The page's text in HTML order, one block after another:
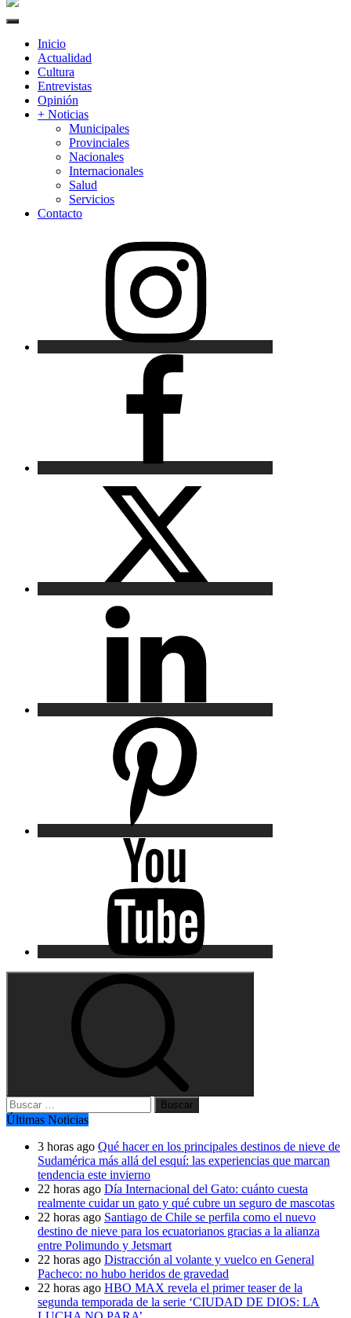
Primary
Inicio
Actualidad
Cultura
Entrevistas
Opinión
+ Noticias
Municipales
Provinciales
Nacionales
Internacionales
Salud
Servicios
Contacto
Buscar:
Últimas Noticias
3 horas ago Qué hacer en los principales destinos de nieve de
Sudamérica más allá del esquí: las experiencias que marcan
tendencia este invierno
22 horas ago Día Internacional del Gato: cuánto cuesta
realmente cuidar un gato y qué cubre un seguro de mascotas
22 horas ago Santiago de Chile se perfila como el nuevo
destino de nieve para los ecuatorianos gracias a la alianza
entre Polimundo y Jetsmart
22 horas ago Distracción al volante y vuelco en General
Pacheco: no hubo heridos de gravedad
22 horas ago HBO MAX revela el primer teaser de la
segunda temporada de la serie ‘CIUDAD DE DIOS: LA